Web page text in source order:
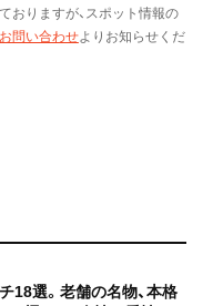
りますが、スポット情報の
問い合わせよりお知らせくだ
18選。老舗の名物、本格